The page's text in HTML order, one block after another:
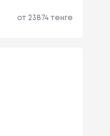
от 23874 тенге